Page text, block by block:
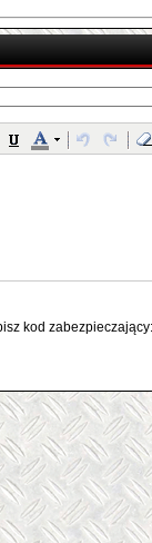
kod zabezpieczający: